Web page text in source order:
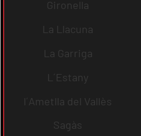
Gironella
La Llacuna
La Garriga
L´Estany
l´Ametlla del Vallès
Sagàs